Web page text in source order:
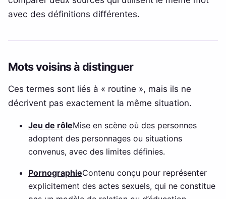
avec des définitions différentes.
Mots voisins à distinguer
Ces termes sont liés à « routine », mais ils ne
décrivent pas exactement la même situation.
Jeu de rôleMise en scène où des personnes
adoptent des personnages ou situations
convenus, avec des limites définies.
PornographieContenu conçu pour représenter
explicitement des actes sexuels, qui ne constitue